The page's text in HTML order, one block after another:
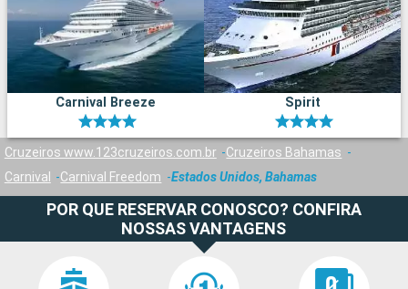
Carnival Breeze Spirit
Cruzeiros www.123cruzeiros.com.br
Cruzeiros Bahamas
Carnival
Carnival Freedom Estados Unidos, Bahamas
POR QUE RESERVAR CONOSCO? CONFIRA
NOSSAS VANTAGENS